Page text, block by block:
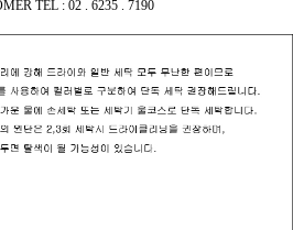
TEL : 02 . 6235 . 7190